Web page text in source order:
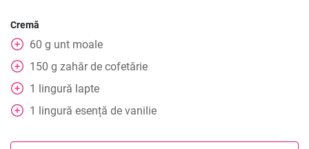
Cremă
60 g unt moale
150 g zahăr de cofetărie
1 lingură lapte
1 lingură esență de vanilie